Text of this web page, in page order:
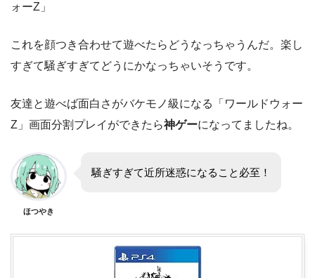
ォーZ」
これを顔つき合わせて遊べたらどうなっちゃうんだ。楽し
すぎて騒ぎすぎてどうにかなっちゃいそうです。
友達と遊べば面白さがバケモノ級になる「ワールドウォー
Z」画面分割プレイができたら神ゲーになってましたね。
ほつやき
騒ぎすぎて近所迷惑になること必至！